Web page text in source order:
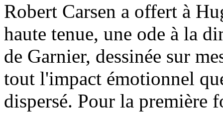
Robert Carsen a offert à
haute tenue, une ode à la
de Garnier, dessinée sur
tout l'impact émotionnel
dispersé. Pour la première